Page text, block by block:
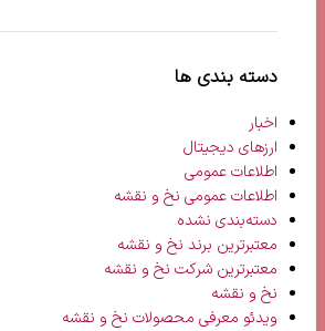
دسته بندی ها
اخبار
ارزهای دیجیتال
اطلاعات عمومی
اطلاعات عمومی نخ و نقشه
دسته‌بندی نشده
معتبرترین برند نخ و نقشه
معتبرترین شرکت نخ و نقشه
نخ و نقشه
ویدئو معرفی محصولات نخ و نقشه